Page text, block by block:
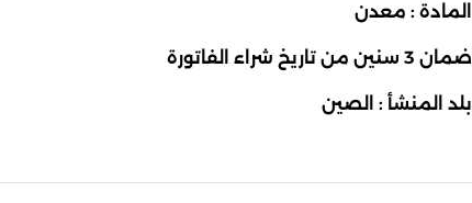
المادة : معدن
ضمان 3 سنين من تاريخ شراء الفاتورة
بلد المنشأ : الصين